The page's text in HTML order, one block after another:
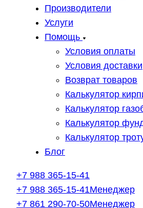
Производители
Услуги
Помощь
Условия оплаты
Условия доставки
Возврат товаров
Калькулятор
Калькулятор
Калькулятор
Калькулятор
Блог
+7 988 365-15-41
+7 988 365-15-41Менеджер
+7 861 290-70-50Менеджер